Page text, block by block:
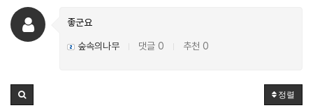
좋군요
숲속의나무 댓글 0 추천 0
정렬